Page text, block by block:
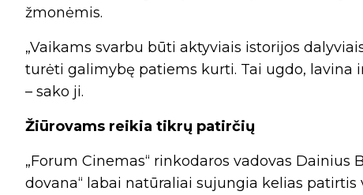
žmonėmis.
„Vaikams svarbu būti aktyviais istorijos
turėti galimybę patiems kurti. Tai ugdo, lavina
– sako ji.
Žiūrovams reikia tikrų patirčių
„Forum Cinemas“ rinkodaros vadovas Dainius
dovana“ labai natūraliai sujungia kelias